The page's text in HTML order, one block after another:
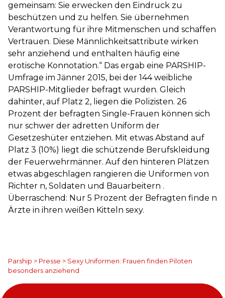
gemeinsam: Sie erwecken den Eindruck zu
beschützen und zu helfen. Sie übernehmen
Verantwortung für ihre Mitmenschen und schaffen
Vertrauen. Diese Männlichkeitsattribute wirken
sehr anziehend und enthalten häufig eine
erotische Konnotation.“ Das ergab eine PARSHIP-
Umfrage im Jänner 2015, bei der 144 weibliche
PARSHIP-Mitglieder befragt wurden. Gleich
dahinter, auf Platz 2, liegen die Polizisten. 26
Prozent der befragten Single-Frauen können sich
nur schwer der adretten Uniform der
Gesetzeshüter entziehen. Mit etwas Abstand auf
Platz 3 (10%) liegt die schützende Berufskleidung
der Feuerwehrmänner. Auf den hinteren Plätzen
etwas abgeschlagen rangieren die Uniformen von
Richter n, Soldaten und Bauarbeitern .
Überraschend: Nur 5 Prozent der Befragten finde n
Ärzte in ihren weißen Kitteln sexy.
Parship > Presse > Sexy Uniformen: Frauen finden Piloten
besonders anziehend